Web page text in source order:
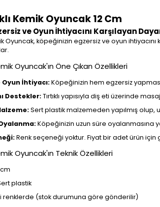
Kemik Oyuncak 12 Cm
ve Oyun İhtiyacını Karşılayan
Oyuncak, köpeğinizin egzersiz ve oyun
Oyuncak'ın Öne Çıkan Özellikleri
Oyun İhtiyacı:Köpeğinizin hem egzersiz
Destekler:Tırtıklı yapısıyla diş eti üzerinde
Sert plastik malzemeden yapılmış olup,
Köpeğinizin uzun süre oyalanmasına
Renk seçeneği yoktur. Fiyat bir adet ürün
Oyuncak'ın Teknik Özellikleri
cm
plastik
renklerde (stok durumuna göre gönderilir)